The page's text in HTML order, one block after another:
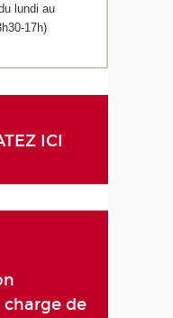
lundi au
17h)
ICI
de